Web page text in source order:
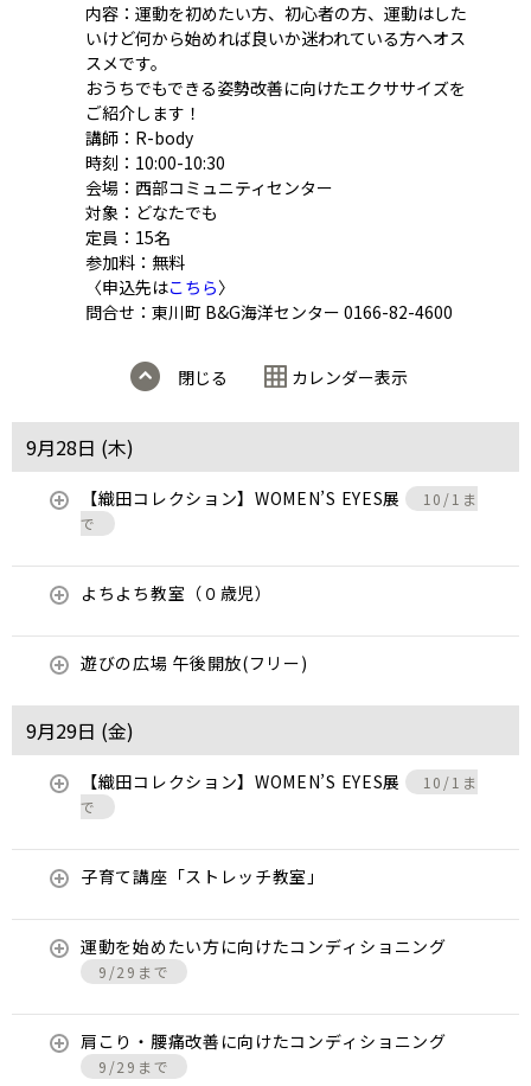
内容：運動を初めたい方、初心者の方、運動はした
いけど何から始めれば良いか迷われている方へオス
スメです。
おうちでもできる姿勢改善に向けたエクササイズを
ご紹介します！
講師：R-body
時刻：10:00-10:30
会場：西部コミュニティセンター
対象：どなたでも
定員：15名
参加料：無料
〈申込先はこちら〉
問合せ：東川町 B&G海洋センター 0166-82-4600
閉じる カレンダー表示
9月28日 (木)
【織田コレクション】WOMEN’S EYES展
10/1ま
で
よちよち教室（０歳児）
遊びの広場 午後開放(フリー)
9月29日 (金)
【織田コレクション】WOMEN’S EYES展
10/1ま
で
子育て講座「ストレッチ教室」
運動を始めたい方に向けたコンディショニング
9/29まで
肩こり・腰痛改善に向けたコンディショニング
9/29まで